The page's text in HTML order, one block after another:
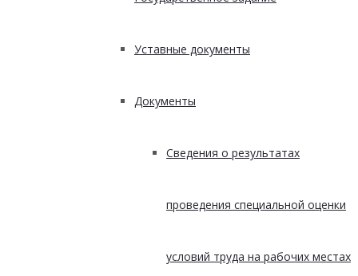
Уставные документы
Документы
Сведения о результатах
проведения специальной оценки
условий труда на рабочих местах